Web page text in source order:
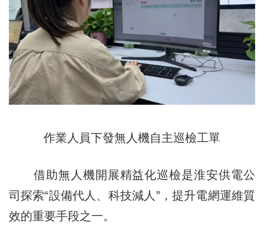
作業人員下發無人機自主巡檢工單
借助無人機開展精益化巡檢是淮安供電公
司探索“設備代人、科技減人”，提升電網運維質
效的重要手段之一。